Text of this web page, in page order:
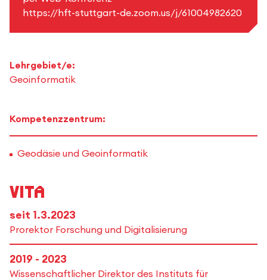
Lehrgebiet/e:
Geoinformatik
https://hft-stuttgart-de.zoom.us/j/61004982620
Kompetenzzentrum:
Geodäsie und Geoinformatik
Vita
seit 1.3.2023
Prorektor Forschung und Digitalisierung
2019 - 2023
Wissenschaftlicher Direktor des Instituts für